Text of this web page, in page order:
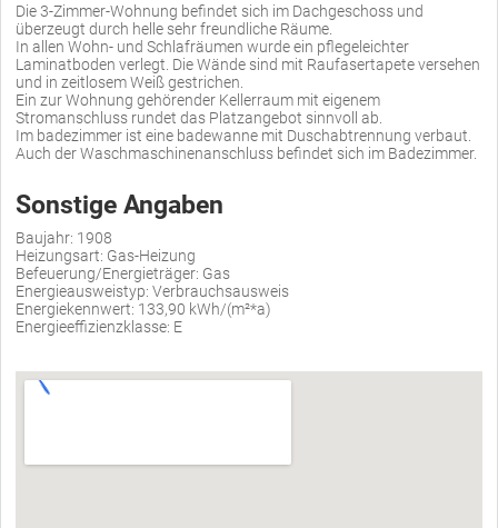
Die 3-Zimmer-Wohnung befindet sich im Dachgeschoss und
überzeugt durch helle sehr freundliche Räume.
In allen Wohn- und Schlafräumen wurde ein pflegeleichter
Laminatboden verlegt. Die Wände sind mit Raufasertapete versehen
und in zeitlosem Weiß gestrichen.
Ein zur Wohnung gehörender Kellerraum mit eigenem
Stromanschluss rundet das Platzangebot sinnvoll ab.
Im badezimmer ist eine badewanne mit Duschabtrennung verbaut.
Auch der Waschmaschinenanschluss befindet sich im Badezimmer.
Sonstige Angaben
Baujahr: 1908
Heizungsart: Gas-Heizung
Befeuerung/Energieträger: Gas
Energieausweistyp: Verbrauchsausweis
Energiekennwert: 133,90 kWh/(m²*a)
Energieeffizienzklasse: E